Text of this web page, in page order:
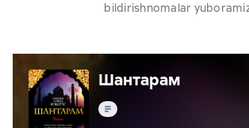
bildirishnomalar
Шантарам
Matn